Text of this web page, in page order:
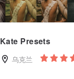
Kate Presets
乌克兰